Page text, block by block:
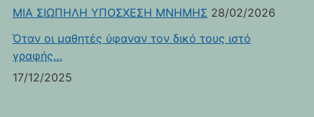
ΜΙΑ ΣΙΩΠΗΛΗ ΥΠΟΣΧΕΣΗ ΜΝΗΜΗΣ 28/02/2026
Όταν οι μαθητές ύφαναν τον δικό τους ιστό
γραφής…
17/12/2025